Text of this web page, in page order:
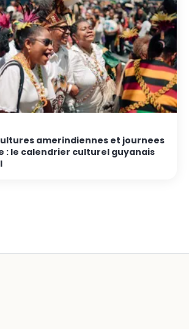
amerindiennes et journees
: le calendrier culturel guyanais